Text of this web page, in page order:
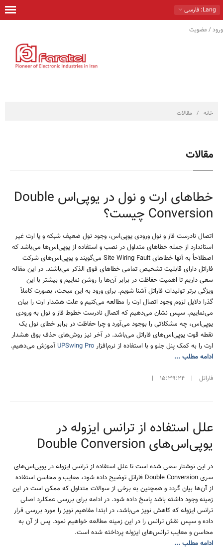
Lang: فارسی
ورود / عضویت
خانه
تماس با ما
فروشگاه
خانه / مقالات
مقالات
خطاهای ارت و نول در یوپی‌اس Double
Conversion چیست؟
اتصال نادرست فاز و نول ورودی یوپی‌اس، وجود نول ضعیف شبکه و یا ارت غیر
استاندارد از جمله خطاهای متداول در نصب و استفاده از یوپی‌اس‌ها می‌باشد که
اصطلاحاً به آنها خطاهای Site Wiring Fault می‌گویند و یوپی‌اس‌های شرکت
فاراتل دارای قابلیت تشخیص تمامی خطاهای فوق الذکر می‌باشند. در این مقاله
سعی داریم تا اهمیت حفاظت در برابر آن‌ها را روشن نماییم و بیشتر با این
ویژگی برتر تولیدات فاراتل آشنا شویم. برای ورود به این مبحث، بصورت کاملاً
گذرا دلایل لزوم وجود اتصال ارت را مطالعه می‌کنیم و علت هشدار ارت را بیان
می‌نماییم. سپس نشان می‌دهیم که اتصال نادرست خطوط فاز و نول به ورودی
یوپی‌اس، چه مشکلاتی را بوجود می‌آورد و چرا حفاظت در برابر خطای نول یک
نقطه قوت یوپی‌اس‌های فاراتل می‌باشد. در آخر نیز روش‌های حذف بوق هشدار
ارت را به کمک پنل جلو و با استفاده از نرم‌افزار UPSwing Pro آموزش می‌دهیم.
ادامه مطلب ...
فاراتل |
15:39:24
|
علل استفاده از ترانس ایزوله در
یوپی‌اس‌های Double Conversion
در این نوشتار سعی شده است تا علل استفاده از ترانس ایزوله در یوپی‌اس‌های
سری Double Conversion فاراتل توضیح داده شود، معایب و محاسن استفاده
از آن‌ها بیان گردد و همچنین به برخی از سوالات متداول که ممکن است در این
زمینه وجود داشته باشد پاسخ داده شود. در ادامه برای بررسی عمکلرد اصلی
ترانس ایزوله که کاهش نویز می‌باشد، در ابتدا مفاهیم نویز را مورد بررسی قرار
داده و سپس نقش ترانس را در این زمینه مطالعه خواهیم نمود. پس از آن به
محاسن و معایب ترانس‌های ایزوله پرداخته شده است.
ادامه مطلب ...